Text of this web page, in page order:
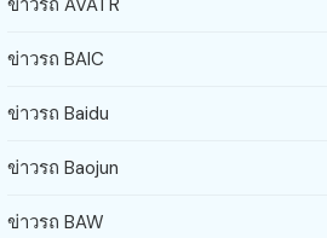
ข่าวรถ BAIC
ข่าวรถ Baidu
ข่าวรถ Baojun
ข่าวรถ BAW